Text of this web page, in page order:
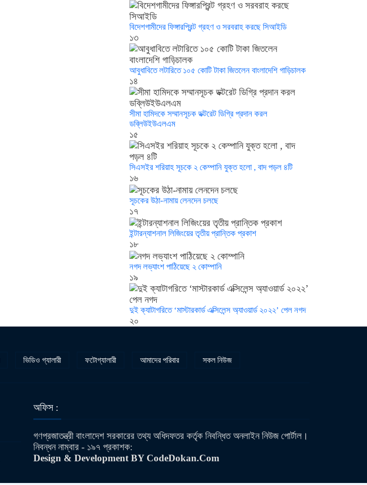
বিদেশগামীদের ফিঙ্গারপ্রিন্ট গ্রহণ ও সরবরাহ করছে সিআইডি
১৩
আবুধাবিতে লটারিতে ১০৫ কোটি টাকা জিতলেন বাংলাদেশি গাড়িচালক
১৪
সীমা হামিদকে সম্মানসূচক ডক্টরেট ডিগ্রি প্রদান করল
ডব্লিউইউএলএম
১৫
সিএসইর শরিয়াহ সূচকে ২ কেম্পানি যুক্ত হলো , বাদ পড়ল ৪টি
১৬
সূচকের উঠা-নামায় লেনদেন চলছে
১৭
ইন্টারন্যাশনাল লিজিংয়ের তৃতীয় প্রান্তিক প্রকাশ
১৮
নগদ লভ্যাংশ পাঠিয়েছে ২ কোম্পানি
১৯
দুই ক্যাটাগরিতে ‘মাস্টারকার্ড এক্সিলেন্স অ্যাওয়ার্ড ২০২২’ পেল নগদ
২০
ভিডিও গ্যালারী ফটোগ্যালারী আমাদের পরিবার সকল নিউজ
অফিস :
গণপ্রজাতন্ত্রী বাংলাদেশ সরকারের তথ্য অধিদফতর কর্তৃক নিবন্ধিত অনলাইন নিউজ পোর্টাল।
নিবন্ধন নাম্বার - ১৯৭ প্রকাশক:
Design & Development BY CodeDokan.Com